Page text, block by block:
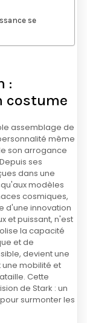
se
:
costume
assemblage de
même
son arrogance
ses
dans une
modèles
cosmiques,
d'une innovation
et puissant, n'est
la capacité
et de
devient une
mobilité et
Cette
de Stark : un
surmonter les